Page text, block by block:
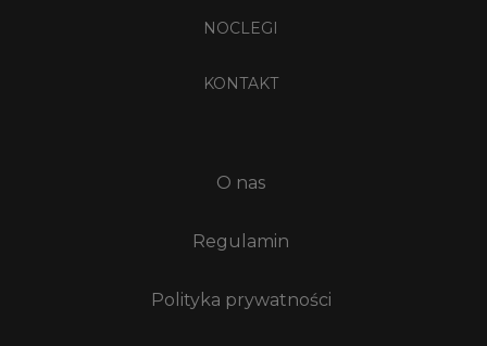
NOCLEGI
KONTAKT
O nas
Regulamin
Polityka prywatności